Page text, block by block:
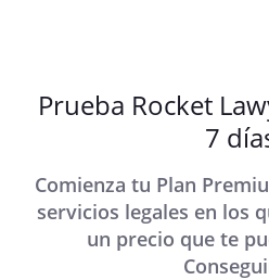
Prueba Rocket
7
Comienza tu Plan
servicios legales en los
un precio que te